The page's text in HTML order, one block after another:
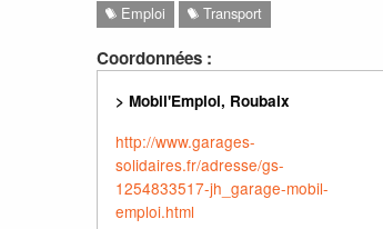
Emploi
Transport
Coordonnées :
> Mobil'Emploi, Roubaix
http://www.garages-
solidaires.fr/adresse/gs-
1254833517-jh_garage-mobil-
emploi.html